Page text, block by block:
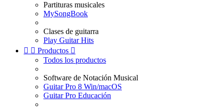
Partituras musicales
MySongBook
Clases de guitarra
Play Guitar Hits
  Productos 
Todos los productos
Software de Notación Musical
Guitar Pro 8 Win/macOS
Guitar Pro Educación